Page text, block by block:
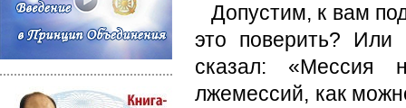
Допустим, к вам
это поверить?
сказал: «Мессия
лжемессий, как